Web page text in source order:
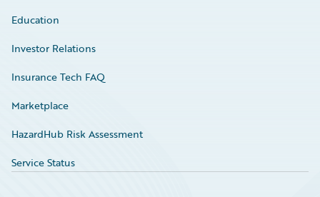
Education
Investor Relations
Insurance Tech FAQ
Marketplace
HazardHub Risk Assessment
Service Status